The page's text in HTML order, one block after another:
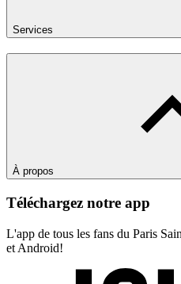
Services
À propos
Téléchargez notre app
L'app de tous les fans du Paris
et Android!